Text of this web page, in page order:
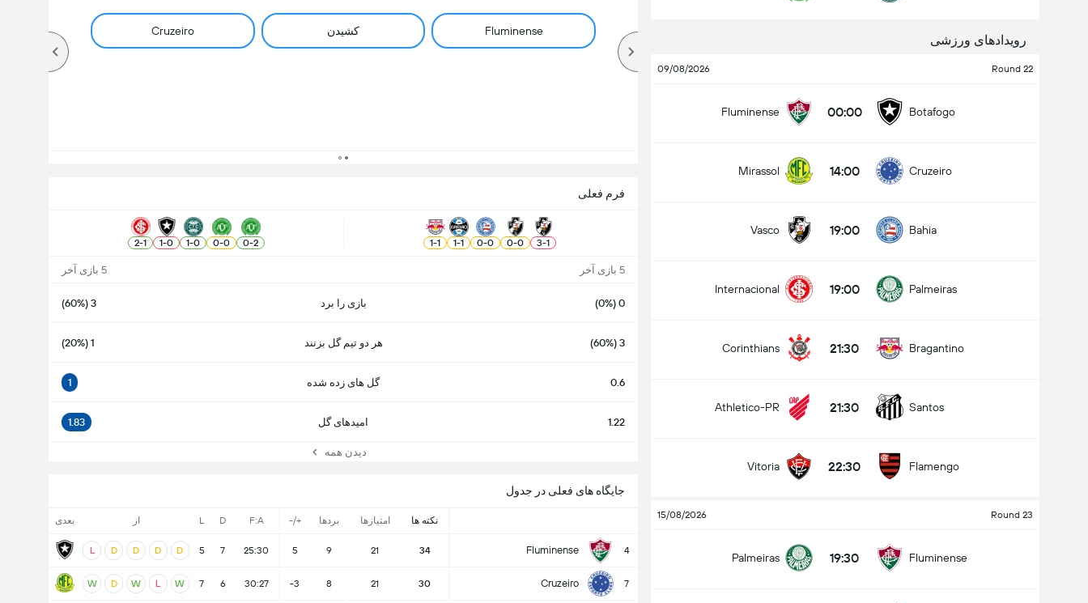
رویدادهای ورزشی
Round 22
09/08/2026
Botafogo
00:00
Fluminense
Cruzeiro
14:00
Mirassol
Bahia
19:00
Vasco
Palmeiras
19:00
Internacional
Bragantino
21:30
Corinthians
Santos
21:30
Athletico-PR
Flamengo
22:30
Vitoria
Round 23
15/08/2026
Fluminense
19:30
Palmeiras
Fluminense کشیدن Cruzeiro
فرم فعلی
1
-
3
0
-
0
0
-
0
1
-
1
1
-
1
2
-
0
0
-
0
0
-
1
0
-
1
1
-
2
5 بازی آخر 5 بازی آخر
0 (0%) بازی را برد 3 (60%)
3 (60%) هر دو تیم گل بزنند 1 (20%)
0.6 گل های زده شده 1
1.22 امیدهای گل 1.83
دیدن همه
جایگاه های فعلی در جدول
نکته ها امتیازها بردها +/-
F:A
D
L از بعدی
4
Fluminense
34
21
9
5
25:30
7
5
D
D
D
D
L
7
Cruzeiro
30
21
8
-3
30:27
6
7
W
L
W
D
W